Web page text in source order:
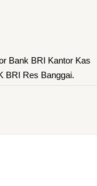
Bank BRI Kantor Kas
BRI Res Banggai.